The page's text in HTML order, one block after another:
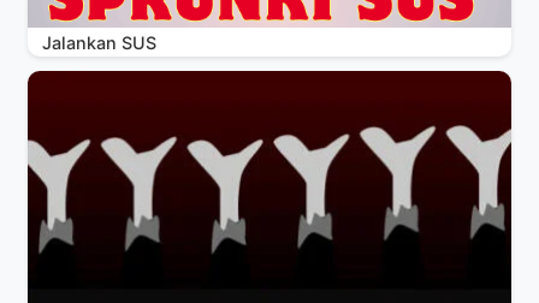
Jalankan SUS